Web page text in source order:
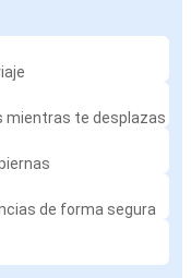
mientras te desplazas
de forma segura